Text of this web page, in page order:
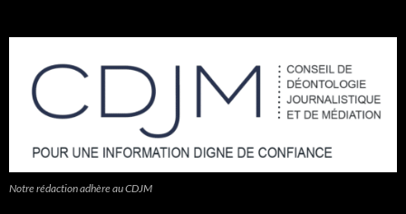
Notre rédaction adhère au CDJM